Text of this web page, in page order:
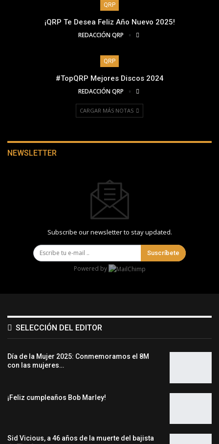
QRP
¡QRP Te Desea Feliz Año Nuevo 2025!
REDACCIÓN QRP
QRP
#TopQRP Mejores Discos 2024
REDACCIÓN QRP
CARGAR MÁS NOTAS
NEWSLETTER
Subscribe our newsletter to stay updated.
Suscríbete
Powered by
SELECCIÓN DEL EDITOR
Día de la Mujer 2025: Conmemoramos el 8M
con las mujeres…
¡Feliz cumpleaños Bob Marley!
Sid Vicious, a 46 años de la muerte del bajista